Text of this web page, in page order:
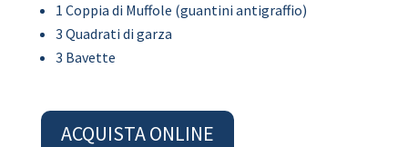
1 Coppia di Muffole (guantini antigraffio)
3 Quadrati di garza
3 Bavette
ACQUISTA ONLINE